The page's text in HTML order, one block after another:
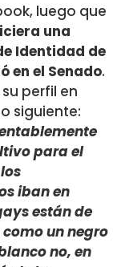
luego que
una
Identidad de
en el Senado.
perfil en
siguiente:
para el
iban en
están de
un negro
no, en